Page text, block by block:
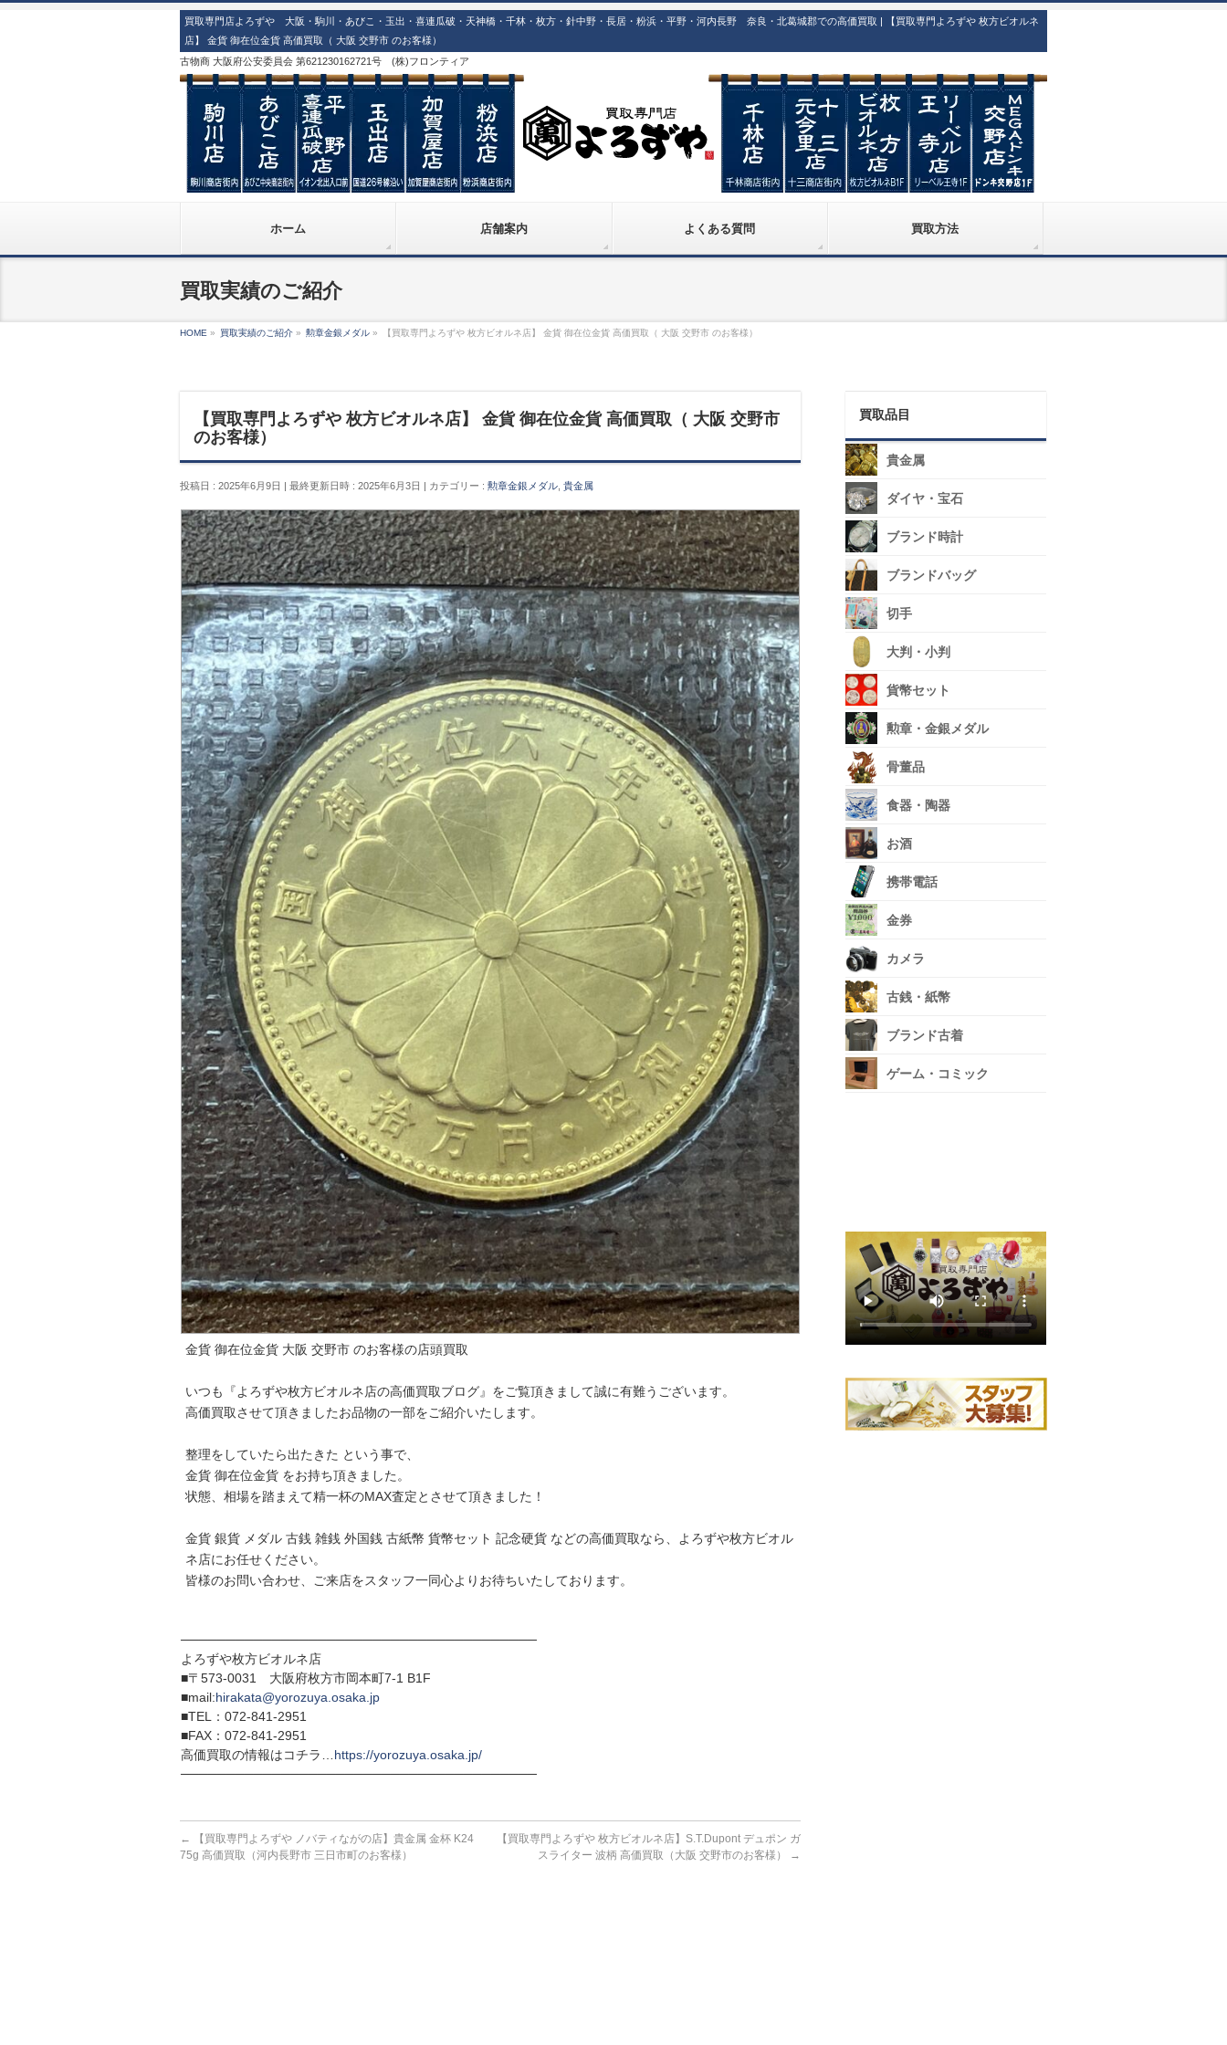
買取専門店よろずや 大阪・駒川・あびこ・玉出・喜連瓜破・天神橋・千林・枚方・針中野・長居・粉浜・平野・河内長野 奈良・北葛城郡での高価買取 | 【買取専門よろずや 枚方ビオルネ
店】 金貨 御在位金貨 高価買取（ 大阪 交野市 のお客様）
古物商 大阪府公安委員会 第621230162721号 (株)フロンティア
ホーム 店舗案内 よくある質問 買取方法
買取実績のご紹介
HOME » 買取実績のご紹介 » 勲章金銀メダル » 【買取専門よろずや 枚方ビオルネ店】 金貨 御在位金貨 高価買取（ 大阪 交野市 のお客様）
【買取専門よろずや 枚方ビオルネ店】 金貨 御在位金貨 高価買取（ 大阪 交野市
のお客様）
投稿日 : 2025年6月9日 最終更新日時 : 2025年6月3日 カテゴリー : 勲章金銀メダル 貴金属
金貨 御在位金貨 大阪 交野市 のお客様の店頭買取
いつも『よろずや枚方ビオルネ店の高価買取ブログ』をご覧頂きまして誠に有難うございます。
高価買取させて頂きましたお品物の一部をご紹介いたします。
整理をしていたら出たきた という事で、
金貨 御在位金貨 をお持ち頂きました。
状態、相場を踏まえて精一杯のMAX査定とさせて頂きました！
金貨 銀貨 メダル 古銭 雑銭 外国銭 古紙幣 貨幣セット 記念硬貨 などの高価買取なら、よろずや枚方ビオル
ネ店にお任せください。
皆様のお問い合わせ、ご来店をスタッフ一同心よりお待ちいたしております。
───────────────────────────────────────
よろずや枚方ビオルネ店
■〒573-0031 大阪府枚方市岡本町7-1 B1F
■mail:hirakata@yorozuya.osaka.jp
■TEL：072-841-2951
■FAX：072-841-2951
高価買取の情報はコチラ…https://yorozuya.osaka.jp/
───────────────────────────────────────
←
【買取専門よろずや ノバティながの店】貴金属 金杯 K24
75g 高価買取（河内長野市 三日市町のお客様）
【買取専門よろずや 枚方ビオルネ店】S.T.Dupont デュポン ガ
スライター 波柄 高価買取（大阪 交野市のお客様）
→
買取品目
貴金属
ダイヤ・宝石
ブランド時計
ブランドバッグ
切手
大判・小判
貨幣セット
勲章・金銀メダル
骨董品
食器・陶器
お酒
携帯電話
金券
カメラ
古銭・紙幣
ブランド古着
ゲーム・コミック